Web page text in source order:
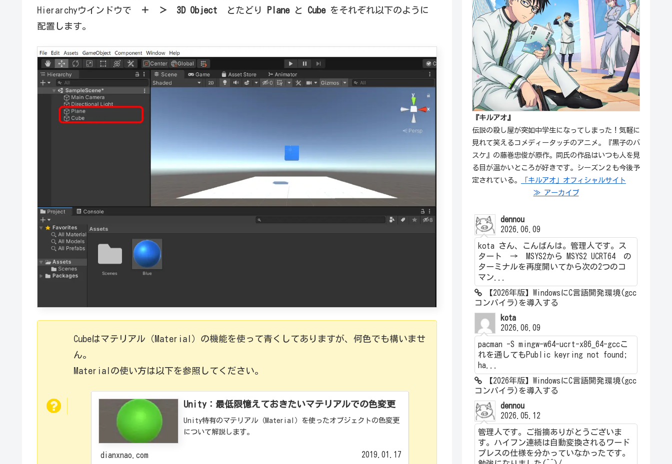
Hierarchyウインドウで
＋ ＞ 3D Object とたどり Planeと Cubeをそれぞれ以下のように
配置します。
Cubeはマテリアル（Material）の機能を使って青くしてありますが、何色でも構いませ
ん。
Materialの使い方は以下を参照してください。
Unity：最低限憶えておきたいマテリアルでの色変更
Unity特有のマテリアル（Material）を使ったオブジェクトの色変更
について解説します。
dianxnao.com 2019.01.17
『キルアオ』
伝説の殺し屋が突如中学生になってしまった！気軽に
見れて笑えるコメディータッチのアニメ。『黒子のバ
スケ』の藤巻忠俊が原作。同氏の作品はいつも人を見
る目が温かいところが好きです。シーズン２も今後予
定されている。
「キルアオ」オフィシャルサイト
≫ アーカイブ
dennou
2026.06.09
kota さん、こんばんは。管理人です。ス
タート → MSYS2から MSYS2 UCRT64 の
ターミナルを再度開いてから次の2つのコ
マン...
【2026年版】WindowsにC言語開発環境(gcc
コンパイラ)を導入する
kota
2026.06.09
pacman -S mingw-w64-ucrt-x86_64-gccこ
れを通してもPublic keyring not found;
ha...
【2026年版】WindowsにC言語開発環境(gcc
コンパイラ)を導入する
dennou
2026.05.12
管理人です。ご指摘ありがとうございま
す。ハイフン連続は自動変換されるワード
プレスの仕様を分かっていなかったです。